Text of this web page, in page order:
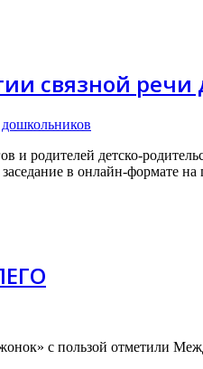
связной
и родителей детско-
в онлайн-формате
с пользой отметили